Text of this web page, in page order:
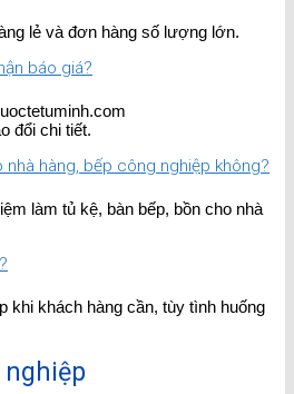
lẻ và đơn hàng số lượng lớn.
báo giá?
đổi chi tiết.
nhà hàng, bếp công nghiệp không?
làm tủ kệ, bàn bếp, bồn cho nhà
khi khách hàng cần, tùy tình huống